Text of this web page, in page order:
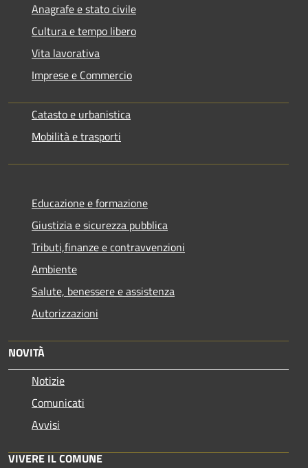
Anagrafe e stato civile
Cultura e tempo libero
Vita lavorativa
Imprese e Commercio
Catasto e urbanistica
Mobilità e trasporti
Educazione e formazione
Giustizia e sicurezza pubblica
Tributi,finanze e contravvenzioni
Ambiente
Salute, benessere e assistenza
Autorizzazioni
NOVITÀ
Notizie
Comunicati
Avvisi
VIVERE IL COMUNE